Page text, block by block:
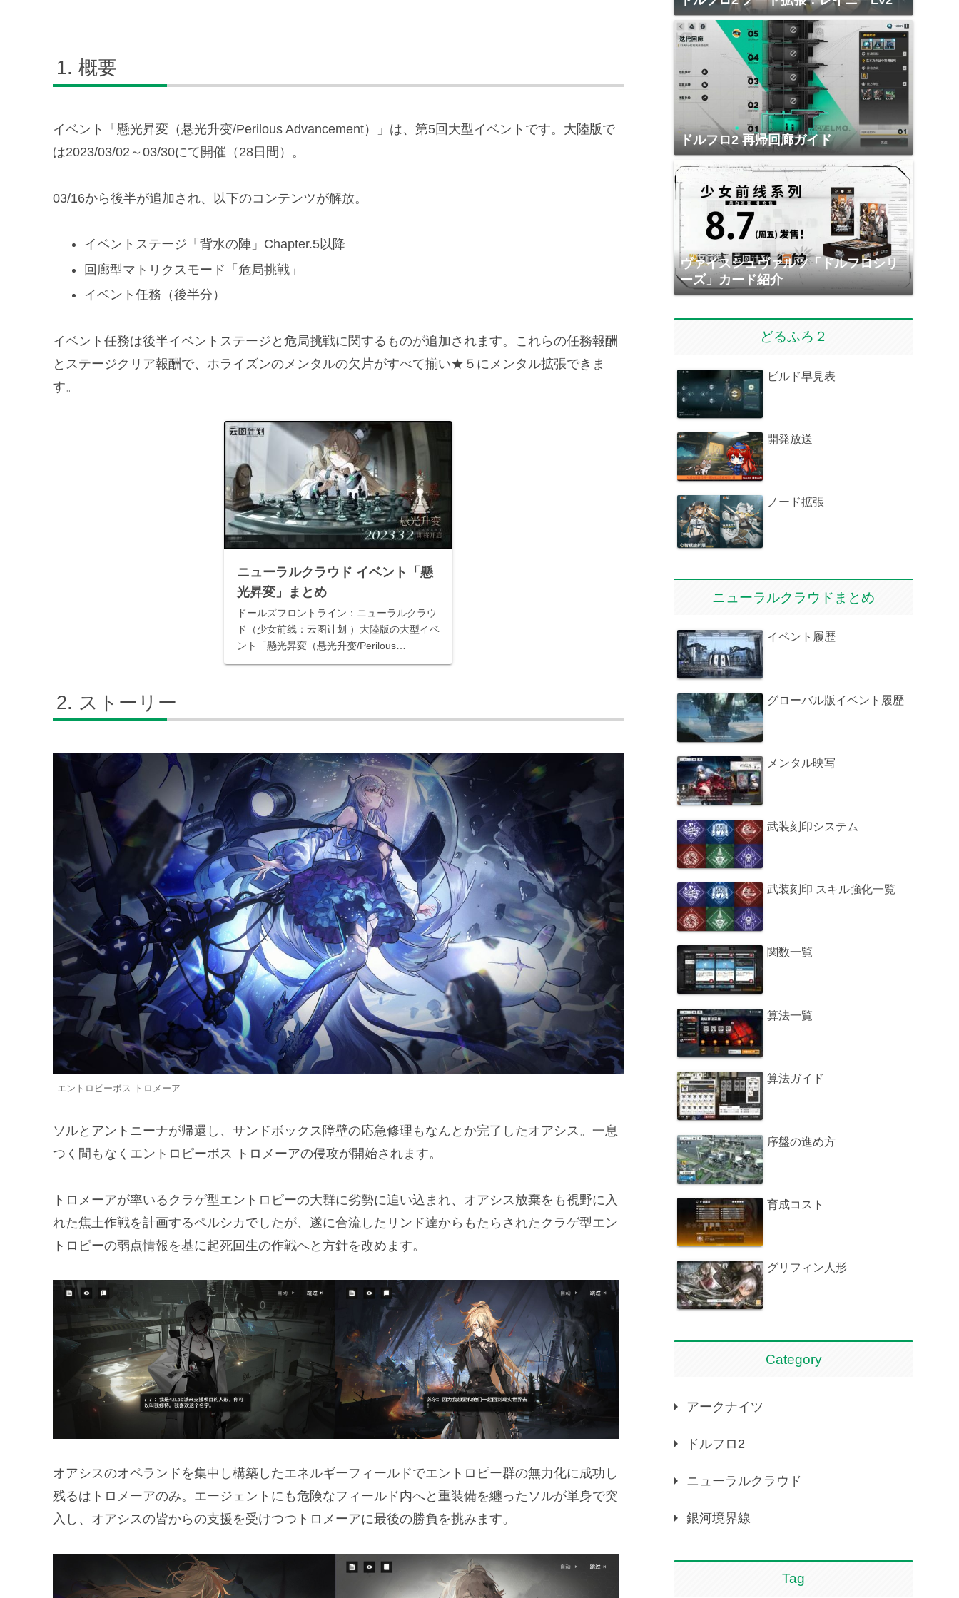
概要
イベント「懸光昇変（悬光升变/Perilous Advancement）」は、第5回大型イベントです。大陸版で
は2023/03/02～03/30にて開催（28日間）。
03/16から後半が追加され、以下のコンテンツが解放。
イベントステージ「背水の陣」Chapter.5以降
回廊型マトリクスモード「危局挑戦」
イベント任務（後半分）
イベント任務は後半イベントステージと危局挑戦に関するものが追加されます。これらの任務報酬
とステージクリア報酬で、ホライズンのメンタルの欠片がすべて揃い★５にメンタル拡張できま
す。
ニューラルクラウド イベント「懸
光昇変」まとめ
ドールズフロントライン：ニューラルクラウ
ド（少女前线：云图计划 ）大陸版の大型イベ
ント「懸光昇変（悬光升变/Perilous
Advancement）」の紹介です。第5回大型イ
ストーリー
エントロピーボス トロメーア
ソルとアントニーナが帰還し、サンドボックス障壁の応急修理もなんとか完了したオアシス。一息
つく間もなくエントロピーボス トロメーアの侵攻が開始されます。
トロメーアが率いるクラゲ型エントロピーの大群に劣勢に追い込まれ、オアシス放棄をも視野に入
れた焦土作戦を計画するペルシカでしたが、遂に合流したリンド達からもたらされたクラゲ型エン
トロピーの弱点情報を基に起死回生の作戦へと方針を改めます。
オアシスのオペランドを集中し構築したエネルギーフィールドでエントロピー群の無力化に成功し
残るはトロメーアのみ。エージェントにも危険なフィールド内へと重装備を纏ったソルが単身で突
入し、オアシスの皆からの支援を受けつつトロメーアに最後の勝負を挑みます。
ドルフロ2 再帰回廊ガイド
ヴァイスシュヴァルツ「ドルフロシリ
ーズ」カード紹介
どるふろ２
ビルド早見表
開発放送
ノード拡張
ニューラルクラウドまとめ
イベント履歴
グローバル版イベント履歴
メンタル映写
武装刻印システム
武装刻印 スキル強化一覧
関数一覧
算法一覧
算法ガイド
序盤の進め方
育成コスト
グリフィン人形
Category
アークナイツ
ドルフロ2
ニューラルクラウド
銀河境界線
Tag